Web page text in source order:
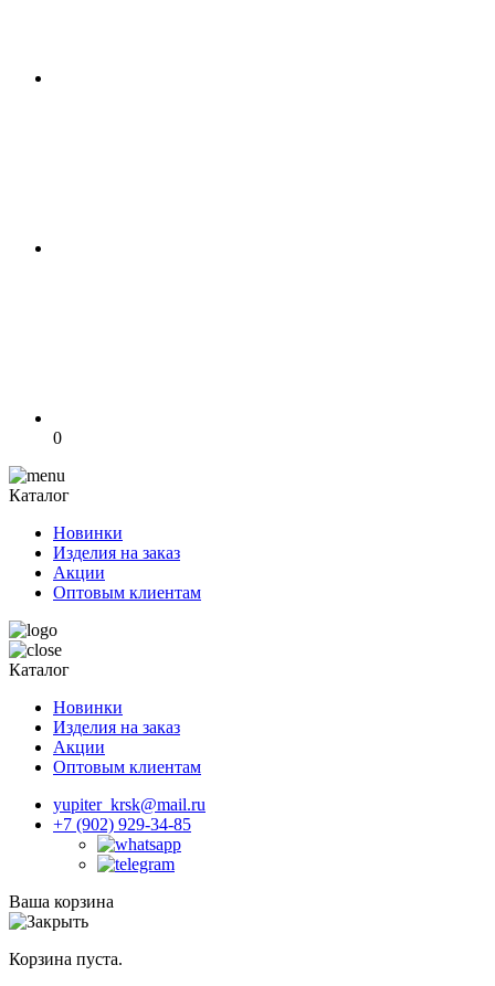
0
Каталог
Новинки
Изделия на заказ
Акции
Оптовым клиентам
Каталог
Новинки
Изделия на заказ
Акции
Оптовым клиентам
yupiter_krsk@mail.ru
+7 (902) 929-34-85
Ваша корзина
Корзина пуста.